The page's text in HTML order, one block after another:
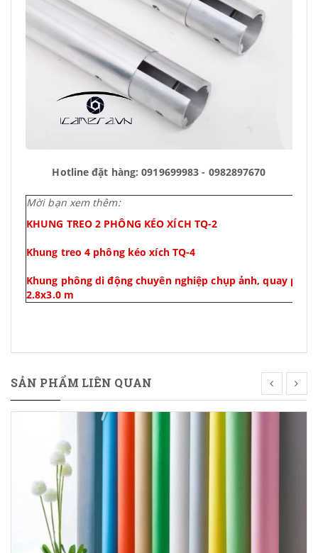
Hotline đặt hàng: 0919699983 - 0982897670
Mời bạn xem thêm:
KHUNG TREO 2 PHÔNG KÉO XÍCH TQ-2
Khung treo 4 phông kéo xích TQ-4
Khung phông di động chuyên nghiệp chụp ảnh, quay
2.8x3.0 m
SẢN PHẨM LIÊN QUAN